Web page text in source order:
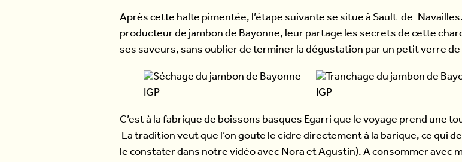
Après cette halte pimentée, l’étape suivante se situe à Sault-de-
producteur de jambon de Bayonne, leur partage les secrets de cette
ses saveurs, sans oublier de terminer la dégustation par un petit verre de
C’est à la fabrique de boissons basques Egarri que le voyage prend une
La tradition veut que l’on goute le cidre directement à la barique, ce qui
le constater dans notre vidéo avec Nora et Agustín). A consommer avec